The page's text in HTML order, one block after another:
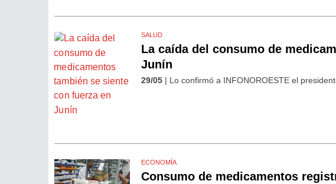
SALUD
La caída del consumo de
Junín
29/05 | Lo confirmó a INFONOROESTE el
ECONOMÍA
Consumo de medicamentos